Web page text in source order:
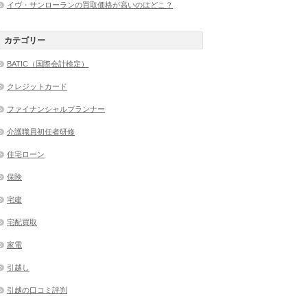
イヴ・サンローランの買取価格が高いのはどこ？
カテゴリー
BATIC（国際会計検定）
クレジットカード
ファイナンシャルプランナー
介護職員初任者研修
住宅ローン
保険
宅建
宅配買取
家電
引越し
引越の口コミ評判